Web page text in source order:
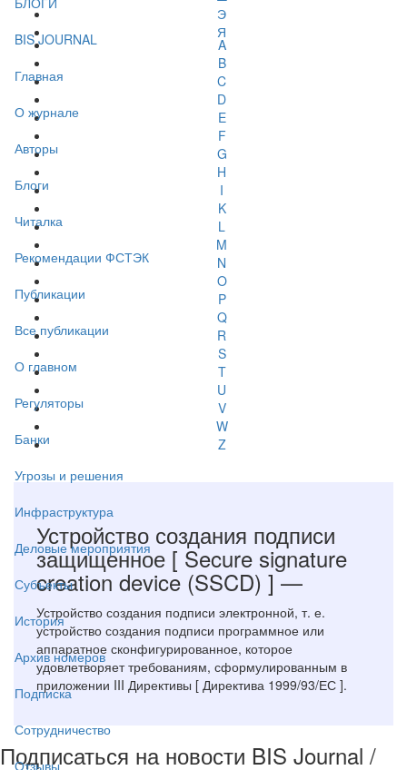
BIS JOURNAL
Главная
О журнале
Авторы
Блоги
Читалка
Рекомендации ФСТЭК
Публикации
Все публикации
О главном
Регуляторы
Банки
Угрозы и решения
Инфраструктура
Деловые мероприятия
Субъекты
История
Архив номеров
Подписка
Сотрудничество
Отзывы
Э
Я
A
B
C
D
E
F
G
H
I
K
L
M
N
O
P
Q
R
S
T
U
V
W
Z
Устройство создания подписи
защищенное [ Secure signature
creation device (SSCD) ]—
Устройство создания подписи электронной, т. е.
устройство создания подписи программное или
аппаратное сконфигурированное, которое
удовлетворяет требованиям, сформулированным в
приложении III Директивы [ Директива 1999/93/ЕС ].
Подписаться на новости BIS Journal /